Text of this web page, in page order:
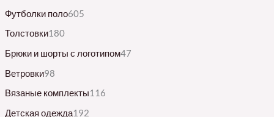
Футболки поло605
Толстовки180
Брюки и шорты с логотипом47
Ветровки98
Вязаные комплекты116
Детская одежда192